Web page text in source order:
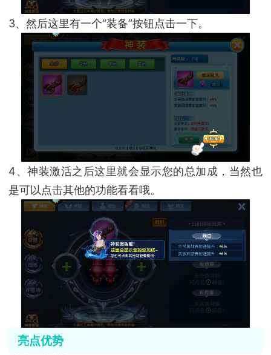
3、然后这里有一个“装备”按钮点击一下。
4、神装激活之后这里就会显示您的总加成，当然也
是可以点击其他的功能看看哦。
亮点优势